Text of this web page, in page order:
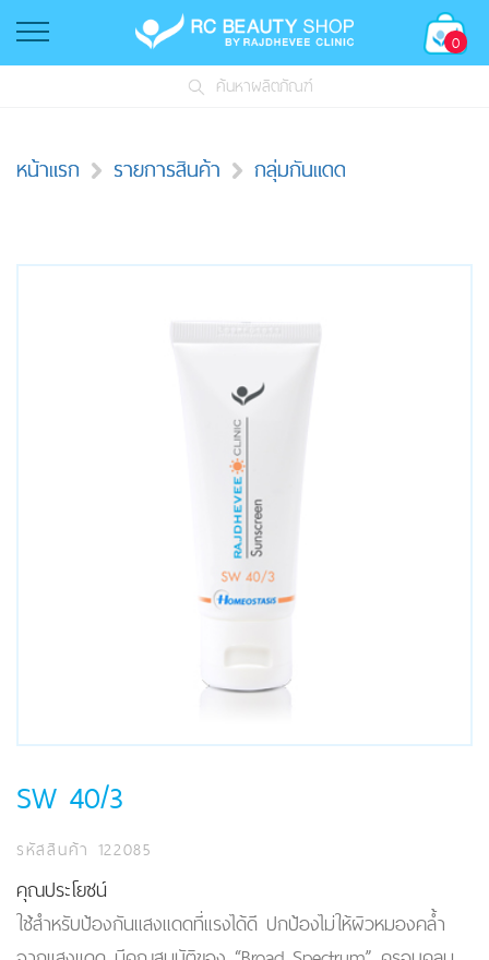
0
ค้นหาผลิตภัณฑ์
หน้าแรก รายการสินค้า กลุ่มกันแดด
SW 40/3
รหัสสินค้า 122085
คุณประโยชน์
ใช้สำหรับป้องกันแสงแดดที่แรงได้ดี ปกป้องไม่ให้ผิวหมองคล้ำ